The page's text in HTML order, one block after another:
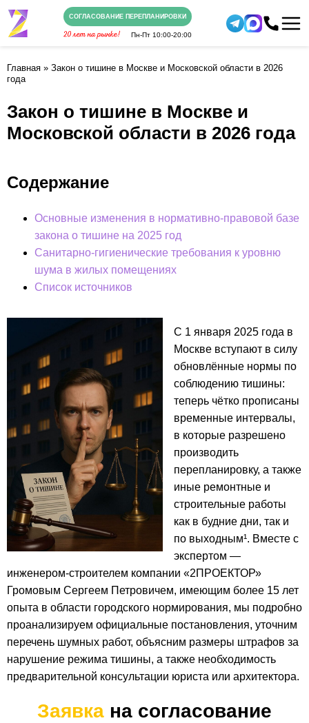
СОГЛАСОВАНИЕ ПЕРЕПЛАНИРОВКИ
Пн-Пт 10:00-20:00
Главная » Закон о тишине в Москве и Московской области в 2026
года
Закон о тишине в Москве и
Московской области в 2026 года
Содержание
Основные изменения в нормативно-правовой базе
закона о тишине на 2025 год
Санитарно-гигиенические требования к уровню
шума в жилых помещениях
Список источников
С 1 января 2025 года в
Москве вступают в силу
обновлённые нормы по
соблюдению тишины:
теперь чётко прописаны
временные интервалы,
в которые разрешено
производить
перепланировку, а также
иные ремонтные и
строительные работы
как в будние дни, так и
по выходным¹. Вместе с
экспертом —
инженером-строителем компании «2ПРОЕКТОР»
Громовым Сергеем Петровичем, имеющим более 15 лет
опыта в области городского нормирования, мы подробно
проанализируем официальные постановления, уточним
перечень шумных работ, объясним размеры штрафов за
нарушение режима тишины, а также необходимость
предварительной консультации юриста или архитектора.
Заявка на согласование